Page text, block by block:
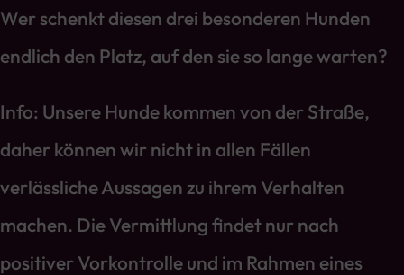
Wer schenkt diesen drei besonderen Hunden
endlich den Platz, auf den sie so lange warten?
Info: Unsere Hunde kommen von der Straße,
daher können wir nicht in allen Fällen
verlässliche Aussagen zu ihrem Verhalten
machen. Die Vermittlung findet nur nach
positiver Vorkontrolle und im Rahmen eines